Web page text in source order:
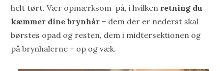
helt tørt. Vær opmærksom på, i hvilken retning du
kæmmer dine brynhår – dem der er nederst skal
børstes opad og resten, dem i midtersektionen og
på brynhalerne – op og væk.